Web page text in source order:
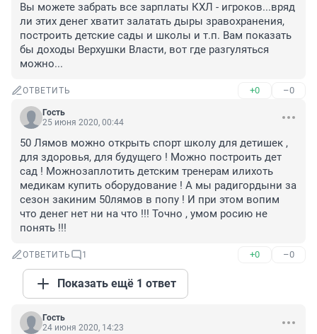
Вы можете забрать все зарплаты КХЛ - игроков...вряд
ли этих денег хватит залатать дыры зравохранения,
построить детские сады и школы и т.п. Вам показать
бы доходы Верхушки Власти, вот где разгуляться
можно...
ОТВЕТИТЬ +0 –0
Гость
25 июня 2020, 00:44
50 Лямов можно открыть спорт школу для детишек ,
для здоровья, для будущего ! Можно построить дет
сад ! Можнозаплотить детским тренерам илихоть
медикам купить оборудование ! А мы радигордыни за
сезон закиним 50лямов в попу ! И при этом вопим
что денег нет ни на что !!! Точно , умом росию не
понять !!!
ОТВЕТИТЬ 1 +0 –0
Показать ещё 1 ответ
Гость
24 июня 2020, 14:23